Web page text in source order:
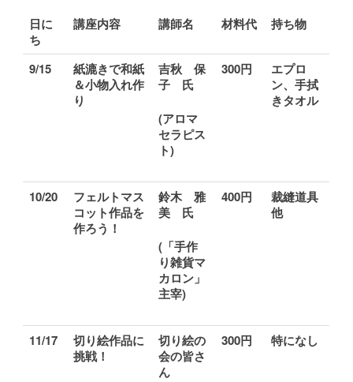
日に
ち
講座内容 講師名 材料代 持ち物
9/15
紙漉きで和紙
＆小物入れ作
り
吉秋 保
子 氏
(アロマ
セラピス
ト)
300円
エプロ
ン、手拭
きタオル
10/20
フェルトマス
コット作品を
作ろう！
鈴木 雅
美 氏
( 「手作
り雑貨マ
カロン」
主宰)
400円
裁縫道具
他
11/17
切り絵作品に
挑戦！
切り絵の
会の皆さ
ん
300円 特になし